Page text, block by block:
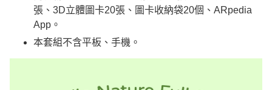
張、3D立體圖卡20張、圖卡收納袋20個、ARpedia
App。
本套組不含平板、手機。